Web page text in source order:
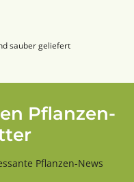
sauber geliefert
Pflanzen-
Pflanzen-News